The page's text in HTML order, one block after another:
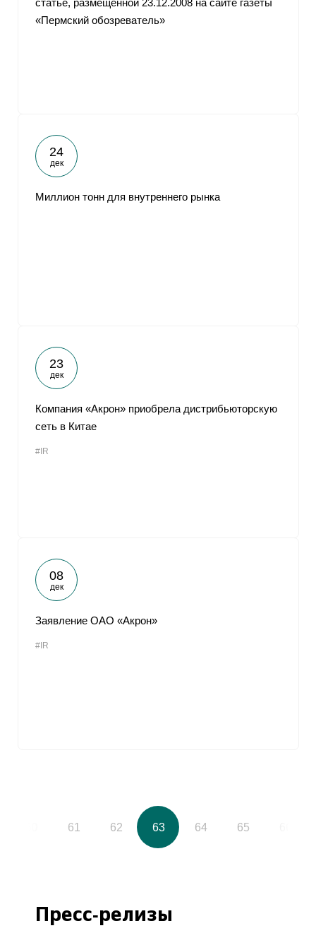
статье, размещенной 23.12.2008 на сайте газеты
«Пермский обозреватель»
24
дек
Миллион тонн для внутреннего рынка
23
дек
Компания «Акрон» приобрела дистрибьюторскую
сеть в Китае
#IR
08
дек
Заявление ОАО «Акрон»
#IR
61 62 63 64 65
Пресс-релизы